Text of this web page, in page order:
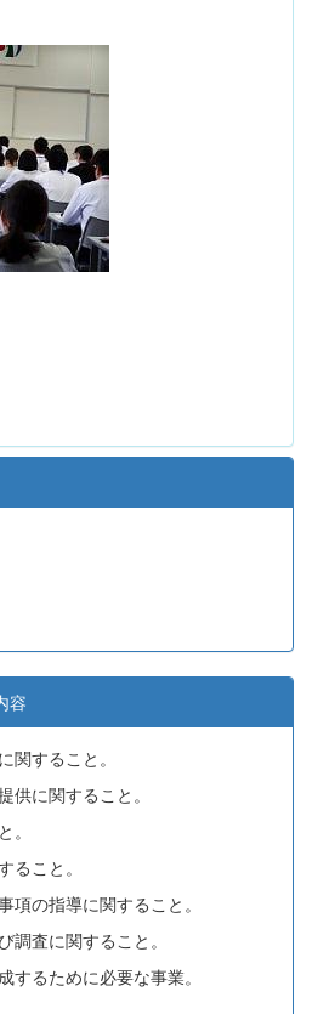
容
すること。
に関すること。
こと。
の指導に関すること。
査に関すること。
るために必要な事業。